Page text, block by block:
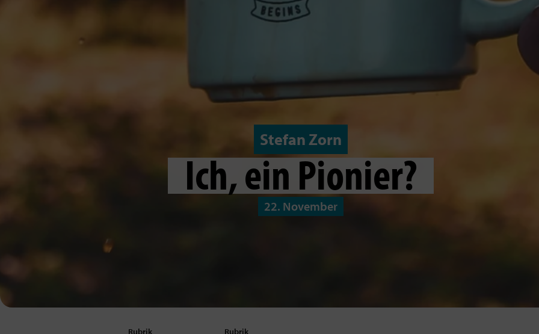
Stefan Zorn
Ich, ein Pionier?
22. November